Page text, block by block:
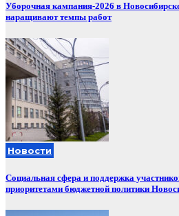
Уборочная кампания‑2026 в
наращивают темпы работ
Новости
Социальная сфера и поддержка
приоритетами бюджетной политики